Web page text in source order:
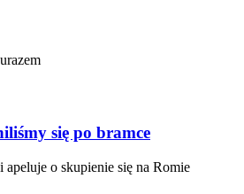
się po bramce
o skupienie się na Romie